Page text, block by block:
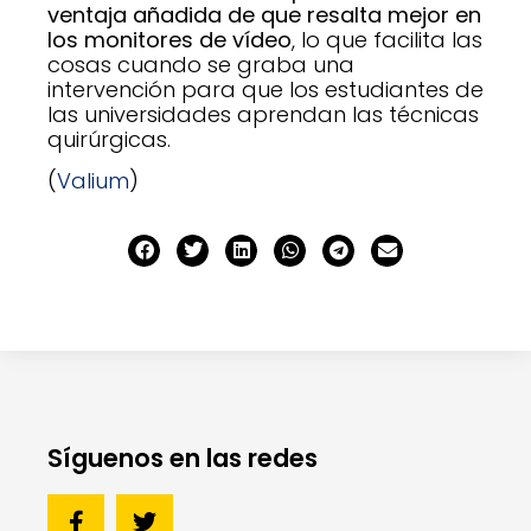
ventaja añadida de que resalta mejor en
los monitores de vídeo, lo que facilita las
cosas cuando se graba una
intervención para que los estudiantes de
las universidades aprendan las técnicas
quirúrgicas.
(Valium)
Síguenos en las redes